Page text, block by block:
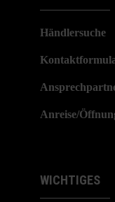
Händlersuche
Anreise/
WICHTIGES